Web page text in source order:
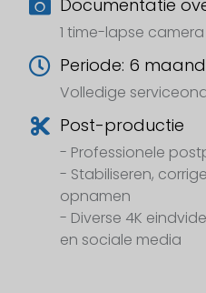
Documentatie
1 time-lapse camera
Periode: 6
Volledige
Post-productie
- Professionele
- Stabiliseren,
opnamen
- Diverse 4K
en sociale media